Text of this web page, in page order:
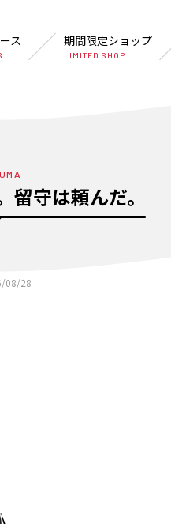
ス 期間限定ショップ
LIMITED SHOP
守は頼んだ。
08/28